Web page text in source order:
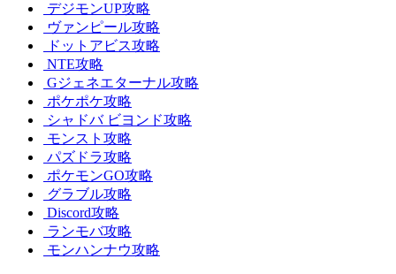
デジモンUP攻略
ヴァンピール攻略
ドットアビス攻略
NTE攻略
Gジェネエターナル攻略
ポケポケ攻略
シャドバ ビヨンド攻略
モンスト攻略
パズドラ攻略
ポケモンGO攻略
グラブル攻略
Discord攻略
ランモバ攻略
モンハンナウ攻略